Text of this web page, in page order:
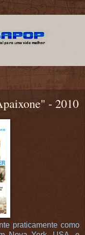
- 2010
praticamente como